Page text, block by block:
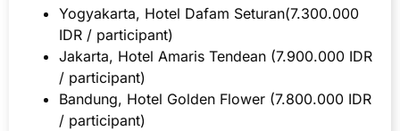
Yogyakarta, Hotel Dafam Seturan(7.300.000
IDR / participant)
Jakarta, Hotel Amaris Tendean (7.900.000 IDR
/ participant)
Bandung, Hotel Golden Flower (7.800.000 IDR
/ participant)